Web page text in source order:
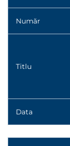
Număr
Titlu
Data